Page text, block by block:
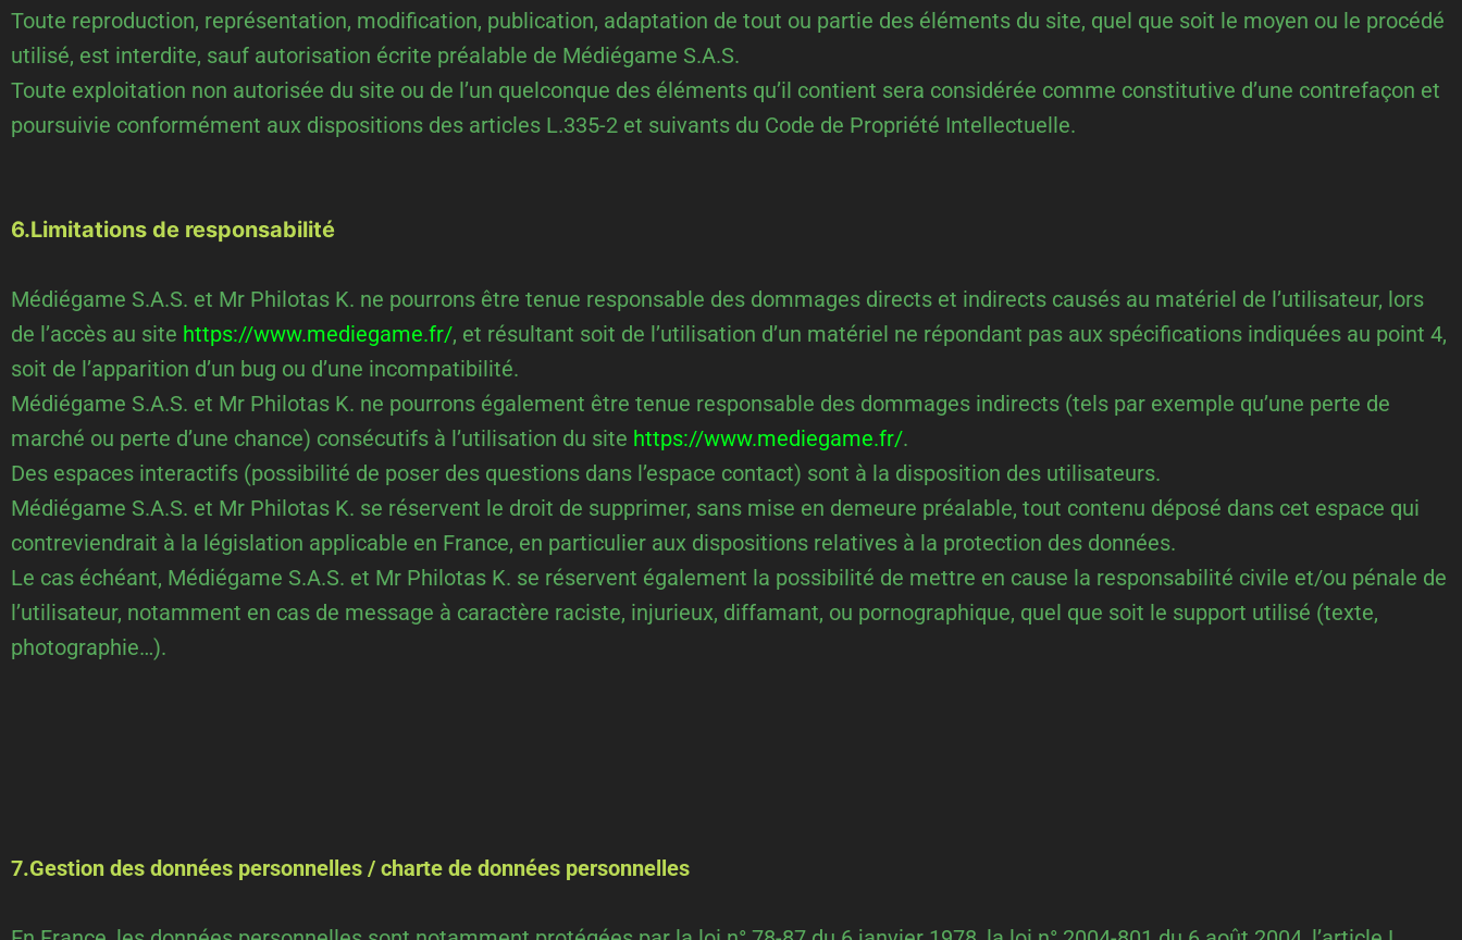
Toute reproduction, représentation, modification, publication, adaptation de tout ou partie des éléments du site, quel que soit le moyen ou le procédé
utilisé, est interdite, sauf autorisation écrite préalable de Médiégame S.A.S.
Toute exploitation non autorisée du site ou de l’un quelconque des éléments qu’il contient sera considérée comme constitutive d’une contrefaçon et
poursuivie conformément aux dispositions des articles L.335-2 et suivants du Code de Propriété Intellectuelle.
6.Limitations de responsabilité
Médiégame S.A.S. et Mr Philotas K. ne pourrons être tenue responsable des dommages directs et indirects causés au matériel de l’utilisateur, lors
de l’accès au site https://www.mediegame.fr/, et résultant soit de l’utilisation d’un matériel ne répondant pas aux spécifications indiquées au point 4,
soit de l’apparition d’un bug ou d’une incompatibilité.
Médiégame S.A.S. et Mr Philotas K. ne pourrons également être tenue responsable des dommages indirects (tels par exemple qu’une perte de
marché ou perte d’une chance) consécutifs à l’utilisation du site https://www.mediegame.fr/.
Des espaces interactifs (possibilité de poser des questions dans l’espace contact) sont à la disposition des utilisateurs.
Médiégame S.A.S. et Mr Philotas K. se réservent le droit de supprimer, sans mise en demeure préalable, tout contenu déposé dans cet espace qui
contreviendrait à la législation applicable en France, en particulier aux dispositions relatives à la protection des données.
Le cas échéant, Médiégame S.A.S. et Mr Philotas K. se réservent également la possibilité de mettre en cause la responsabilité civile et/ou pénale de
l’utilisateur, notamment en cas de message à caractère raciste, injurieux, diffamant, ou pornographique, quel que soit le support utilisé (texte,
photographie…).
7.Gestion des données personnelles / charte de données personnelles